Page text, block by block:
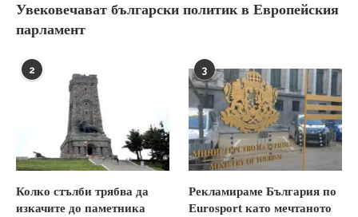
Увековечават български политик в Европейския
парламент
2
Колко стълби трябва да
изкачите до паметника
3
Рекламираме България по
Eurosport като мечтаното